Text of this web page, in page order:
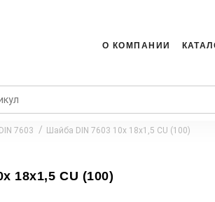
О КОМПАНИИ
DIN 7603 Шайба DIN 7603 10x 18x1,5 CU (100)
18x1,5 CU (100)